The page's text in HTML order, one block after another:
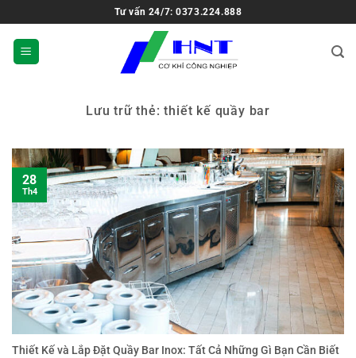
Tư vấn 24/7: 0373.224.888
Lưu trữ thẻ:thiết kế quầy bar
Thiết Kế và Lắp Đặt Quầy Bar Inox: Tất Cả Những Gì Bạn Cần Biết
28
Th4